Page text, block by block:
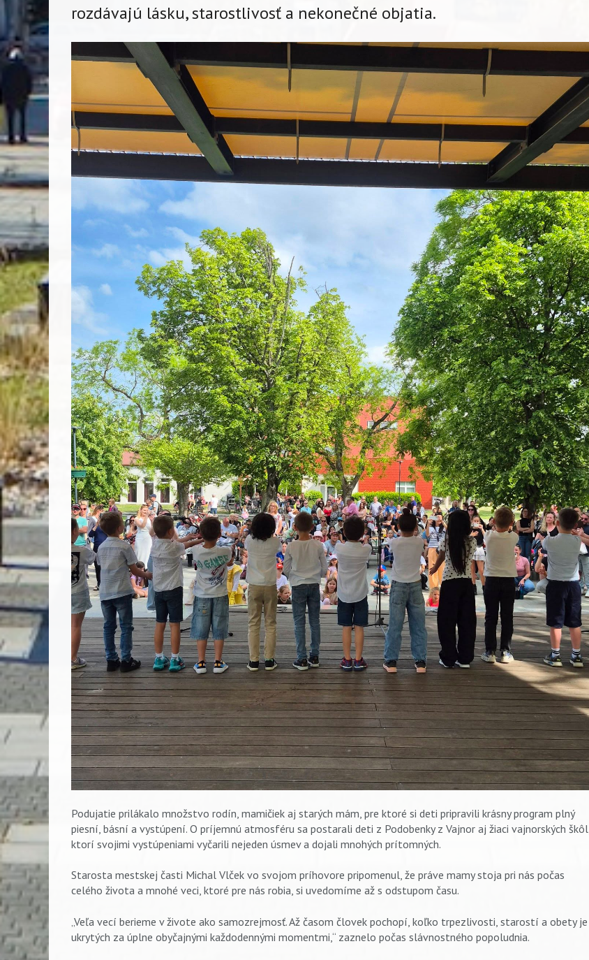
Vyhľadávanie
rozdávajú lásku, starostlivosť a nekonečné objatia.
Podujatie prilákalo množstvo rodín, mamičiek aj starých mám, pre ktoré si deti pripravili krásny program plný
piesní, básní a vystúpení. O príjemnú atmosféru sa postarali deti z Podobenky z Vajnor aj žiaci vajnorských škôl,
ktorí svojimi vystúpeniami vyčarili nejeden úsmev a dojali mnohých prítomných.
Starosta mestskej časti Michal Vlček vo svojom príhovore pripomenul, že práve mamy stoja pri nás počas
celého života a mnohé veci, ktoré pre nás robia, si uvedomíme až s odstupom času.
„Veľa vecí berieme v živote ako samozrejmosť. Až časom človek pochopí, koľko trpezlivosti, starostí a obety je
ukrytých za úplne obyčajnými každodennými momentmi,“ zaznelo počas slávnostného popoludnia.